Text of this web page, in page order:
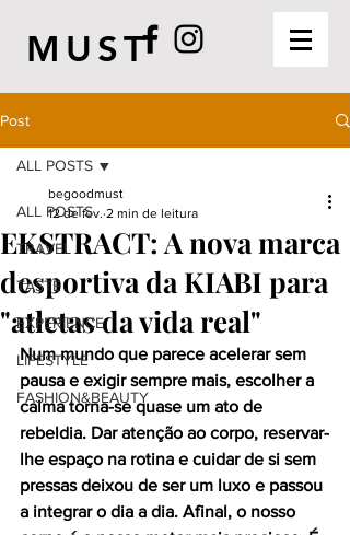
MUST
Post
ALL POSTS
TRAVEL
TASTE
EXPERIENCE
LIFESTYLE
FASHION&BEAUTY
ALL POSTS
EKSTRACT: A nova marca
desportiva da KIABI para
"atletas da vida real"
begoodmust
12 de fev. 2 min de leitura
Num mundo que parece acelerar sem
pausa e exigir sempre mais, escolher a
calma torna-se quase um ato de
rebeldia. Dar atenção ao corpo, reservar-
lhe espaço na rotina e cuidar de si sem
pressas deixou de ser um luxo e passou
a integrar o dia a dia. Afinal, o nosso